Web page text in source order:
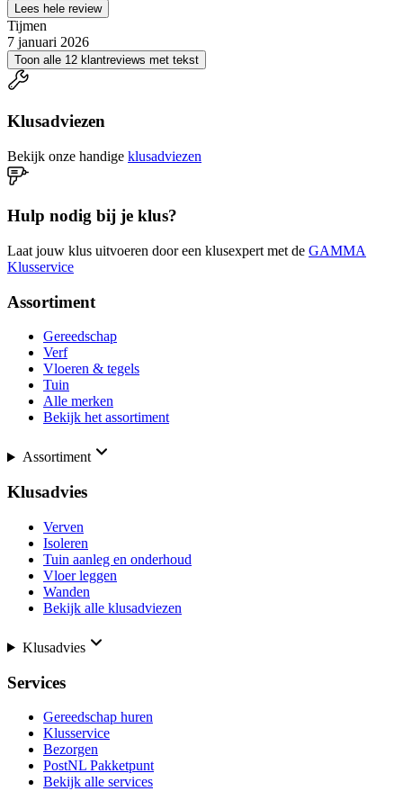
Lees hele review
Tijmen
7 januari 2026
Toon alle 12 klantreviews met tekst
Klusadviezen
Bekijk onze handige klusadviezen
Hulp nodig bij je klus?
Laat jouw klus uitvoeren door een klusexpert met de GAMMA
Klusservice
Assortiment
Gereedschap
Verf
Vloeren & tegels
Tuin
Alle merken
Bekijk het assortiment
Assortiment
Klusadvies
Verven
Isoleren
Tuin aanleg en onderhoud
Vloer leggen
Wanden
Bekijk alle klusadviezen
Klusadvies
Services
Gereedschap huren
Klusservice
Bezorgen
PostNL Pakketpunt
Bekijk alle services